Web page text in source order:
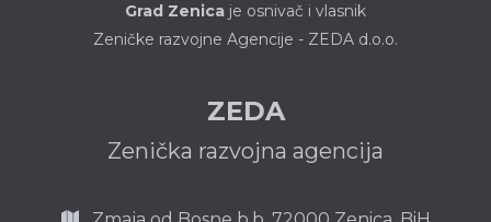
Grad Zenica je osnivač i vlasnik
Zeničke razvojne Agencije - ZEDA d.o.o.
ZEDA
Zenička razvojna agencija